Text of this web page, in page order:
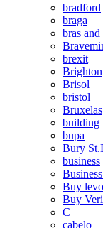
bradford
braga
bras
brexit
Brighton
Brisol
bristol
Bruxelas
building
bupa
Bury
business
Buy
Buy
C
cabelo